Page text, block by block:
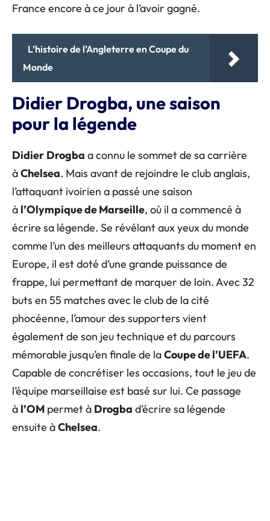
France encore à ce jour à l’avoir gagné.
L’histoire de l’Angleterre en Coupe du
Monde
Didier Drogba, une saison
pour la légende
Didier Drogba a connu le sommet de sa carrière
àChelsea. Mais avant de rejoindre le club anglais,
l’attaquant ivoirien a passé une saison
à l’Olympique de Marseille, où il a commencé à
écrire sa légende. Se révélant aux yeux du monde
comme l’un des meilleurs attaquants du moment en
Europe, il est doté d’une grande puissance de
frappe, lui permettant de marquer de loin. Avec 32
buts en 55 matches avec le club de la cité
phocéenne, l’amour des supporters vient
également de son jeu technique et du parcours
mémorable jusqu’en finale de laCoupe de l’UEFA.
Capable de concrétiser les occasions, tout le jeu de
l’équipe marseillaise est basé sur lui. Ce passage
à l’OM permet à Drogba d’écrire sa légende
ensuite àChelsea.